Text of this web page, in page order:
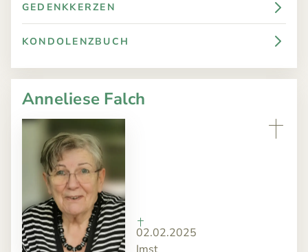
GEDENKKERZEN
KONDOLENZBUCH
Anneliese Falch
02.02.2025